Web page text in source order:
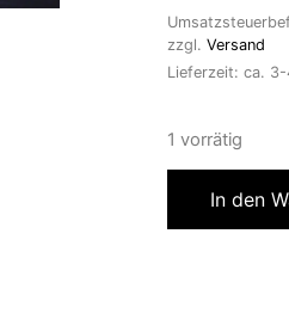
zzgl. Versand
Lieferzeit: ca.
1 vorrätig
In den